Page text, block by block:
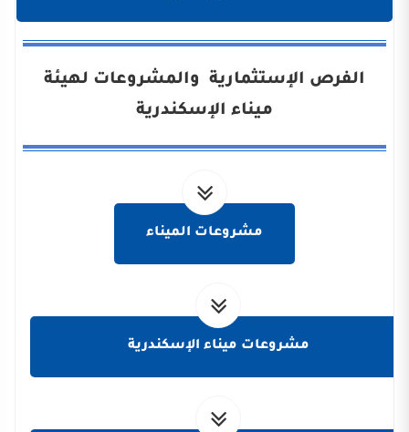
الفرص الإستثمارية والمشروعات لهيئة
ميناء الإسكندرية
مشروعات الميناء
مشروعات ميناء الإسكندرية